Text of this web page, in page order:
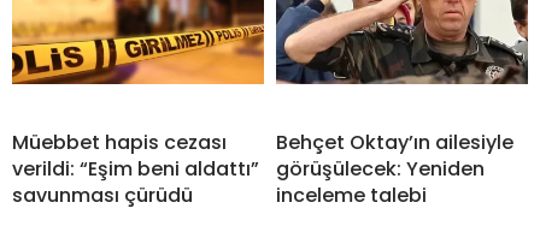
Müebbet hapis cezası
verildi: “Eşim beni aldattı”
savunması çürüdü
Behçet Oktay’ın ailesiyle
görüşülecek: Yeniden
inceleme talebi